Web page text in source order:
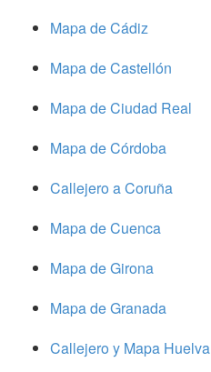
Mapa de Cádiz
Mapa de Castellón
Mapa de Ciudad Real
Mapa de Córdoba
Callejero a Coruña
Mapa de Cuenca
Mapa de Girona
Mapa de Granada
Callejero y Mapa Huelva